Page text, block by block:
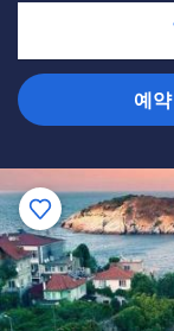
예